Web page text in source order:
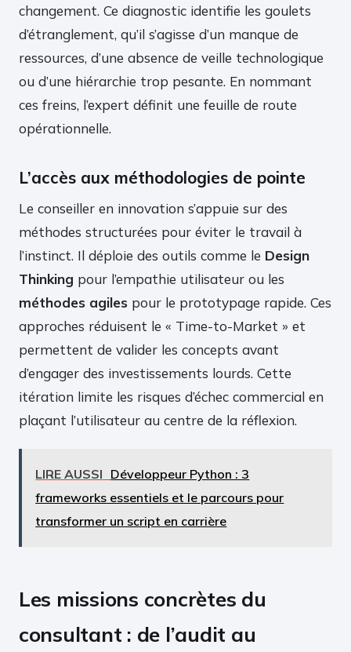
changement. Ce diagnostic identifie les goulets
d’étranglement, qu’il s’agisse d’un manque de
ressources, d’une absence de veille technologique
ou d’une hiérarchie trop pesante. En nommant
ces freins, l’expert définit une feuille de route
opérationnelle.
L’accès aux méthodologies de pointe
Le conseiller en innovation s’appuie sur des
méthodes structurées pour éviter le travail à
l’instinct. Il déploie des outils comme le Design
Thinking pour l’empathie utilisateur ou les
méthodes agiles pour le prototypage rapide. Ces
approches réduisent le « Time-to-Market » et
permettent de valider les concepts avant
d’engager des investissements lourds. Cette
itération limite les risques d’échec commercial en
plaçant l’utilisateur au centre de la réflexion.
LIRE AUSSI Développeur Python : 3
frameworks essentiels et le parcours pour
transformer un script en carrière
Les missions concrètes du
consultant : de l’audit au